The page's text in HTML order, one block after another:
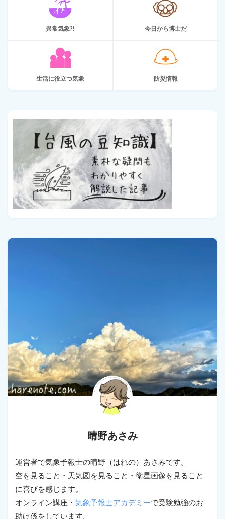
異常気象?! 今日から博士だ
生活に役立つ気象 防災情報
晴野あさみ
運営者で気象予報士の晴野（はれの）あさみです。
空を見ること・天気図を見ること・衛星画像を見ること
に喜びを感じます。
オンライン講座・ 気象予報士アカデミーで受験勉強のお
助け係をしています。